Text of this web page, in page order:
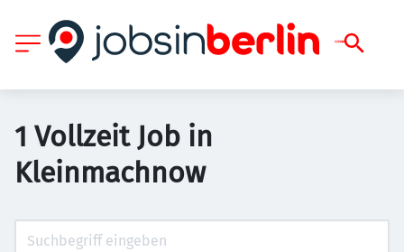
1 Vollzeit Job in
Kleinmachnow